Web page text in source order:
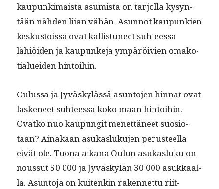
kaupunki­maista asum­ista on tar­jol­la kysyn­
tään näh­den liian vähän. Asun­not kaupunkien
keskus­tois­sa ovat kallis­tuneet suh­teessa
lähiöi­den ja kaupunke­ja ympäröivien omako­
tialuei­den hintoihin.
Oulus­sa ja Jyväskylässä asun­to­jen hin­nat ovat
laske­neet suh­teessa koko maan hin­toi­hin.
Ovatko nuo kaupun­git menet­täneet suo­sio­
taan? Ainakaan asukasluku­jen perus­teel­la
eivät ole. Tuona aikana Oulun asukasluku on
nous­sut 50 000 ja Jyväskylän 30 000 asukkaal­
la. Asun­to­ja on kuitenkin raken­net­tu riit­